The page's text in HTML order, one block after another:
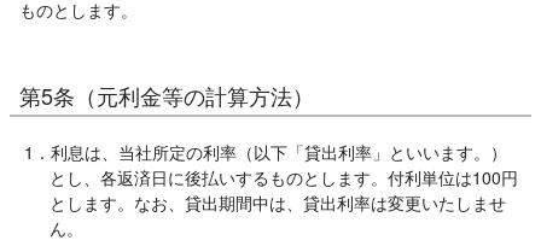
ものとします。
第5条（元利金等の計算方法）
1．利息は、当社所定の利率（以下「貸出利率」といいます。）
とし、各返済日に後払いするものとします。付利単位は100円
とします。なお、貸出期間中は、貸出利率は変更いたしませ
ん。